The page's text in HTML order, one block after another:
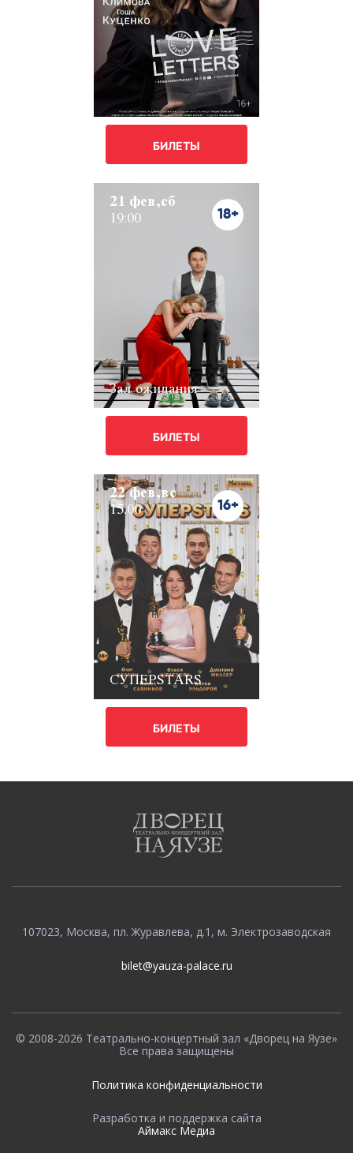
БИЛЕТЫ
21 фев,сб
19:00 18+
Зал ожидания
БИЛЕТЫ
22 фев,вс
15:00 16+
СУПЕРSTARS
БИЛЕТЫ
107023, Москва, пл. Журавлева, д.1, м. Электрозаводская
bilet@yauza-palace.ru
© 2008-2026 Театрально-концертный зал «Дворец на Яузе»
Все права защищены
Политика конфиденциальности
Разработка и поддержка сайта
Аймакс Медиа